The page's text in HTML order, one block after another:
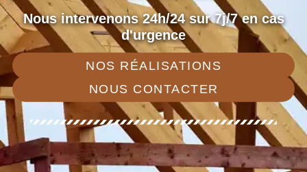
Nous intervenons 24h/24 sur 7j/7 en cas
d'urgence
NOS RÉALISATIONS
NOUS CONTACTER